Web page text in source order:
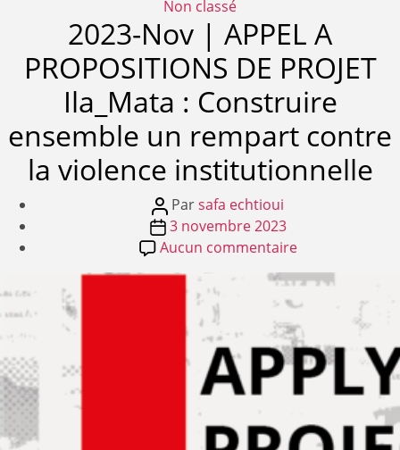
Catégories
Non classé
2023-Nov | APPEL A
PROPOSITIONS DE PROJET
Ila_Mata : Construire
ensemble un rempart contre
la violence institutionnelle
Auteur
de
l’article
Parsafa echtioui
Date
de
3 novembre 2023
Aucun commentairesur
2023-
Nov
|
APPEL
A
PROPOSITIONS
DE
Ila_Mata :